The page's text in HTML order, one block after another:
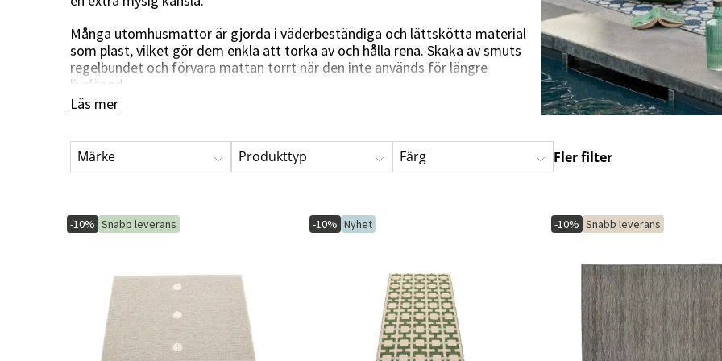
Serveringsvagnar
Bordsskivor
Bordsunderrede
Hängstolar
Skötsel & Förvaring
Dynboxar
Oljor & Färg
Rengöringsmedel
Sovrumsmöbler
Sänggavlar
Matgrupper Underhållsprodukter
Konstväxter
Kransar
Blommande kruk- &
Gröna kruk- & hängväxter
Träd
Julgranar
Gå bort-presenter Småförvaring
Många utomhusmattor är gjorda i väderbeständiga och lättskötta material
som plast, vilket gör dem enkla att torka av och hålla rena. Skaka av smuts
regelbundet och förvara mattan torrt när den inte används för längre
livslängd.
Varumärken
Artwood och Fatboy – med fokus på design, kvalitet och hållbarhet.
Läs mer
Märke Produkttyp Färg Fler filter
-10% Snabb leverans -10% Nyhet -10% Snabb leverans